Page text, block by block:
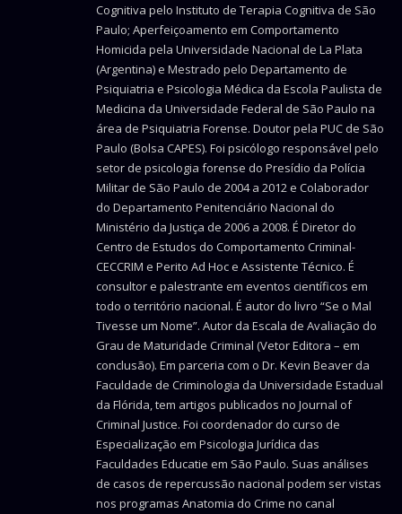
Cognitiva pelo Instituto de Terapia Cognitiva de São
Paulo; Aperfeiçoamento em Comportamento
Homicida pela Universidade Nacional de La Plata
(Argentina) e Mestrado pelo Departamento de
Psiquiatria e Psicologia Médica da Escola Paulista de
Medicina da Universidade Federal de São Paulo na
área de Psiquiatria Forense. Doutor pela PUC de São
Paulo (Bolsa CAPES). Foi psicólogo responsável pelo
setor de psicologia forense do Presídio da Polícia
Militar de São Paulo de 2004 a 2012 e Colaborador
do Departamento Penitenciário Nacional do
Ministério da Justiça de 2006 a 2008. É Diretor do
Centro de Estudos do Comportamento Criminal-
CECCRIM e Perito Ad Hoc e Assistente Técnico. É
consultor e palestrante em eventos científicos em
todo o território nacional. É autor do livro “Se o Mal
Tivesse um Nome”. Autor da Escala de Avaliação do
Grau de Maturidade Criminal (Vetor Editora – em
conclusão). Em parceria com o Dr. Kevin Beaver da
Faculdade de Criminologia da Universidade Estadual
da Flórida, tem artigos publicados no Journal of
Criminal Justice. Foi coordenador do curso de
Especialização em Psicologia Jurídica das
Faculdades Educatie em São Paulo. Suas análises
de casos de repercussão nacional podem ser vistas
nos programas Anatomia do Crime no canal